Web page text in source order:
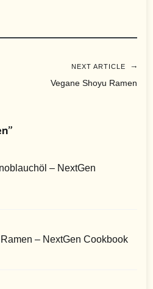
NEXT ARTICLE
Vegane Shoyu Ramen
”
– NextGen
– NextGen Cookbook